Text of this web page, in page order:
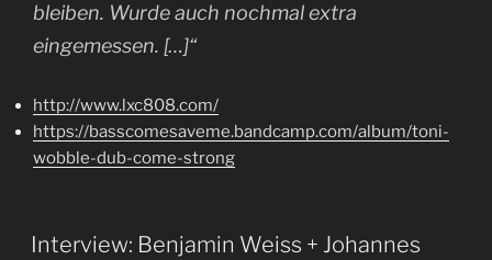
bleiben. Wurde auch nochmal extra
eingemessen. […]“
http://www.lxc808.com/
https://basscomesaveme.bandcamp.com/album/toni-
wobble-dub-come-strong
Interview: Benjamin Weiss + Johannes